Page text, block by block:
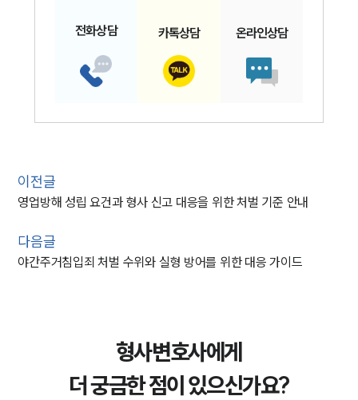
전화상담 카톡상담 온라인상담
이전글
영업방해 성립 요건과 형사 신고 대응을 위한 처벌 기준 안내
다음글
야간주거침입죄 처벌 수위와 실형 방어를 위한 대응 가이드
형사변호사에게
더 궁금한 점이 있으신가요?